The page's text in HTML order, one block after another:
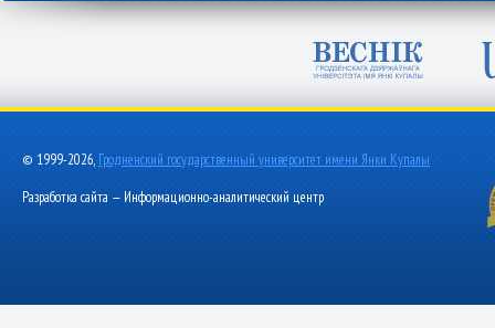
© 1999-2026, Гродненский государственный университет имени Янки Купалы
Разработка сайта — Информационно-аналитический центр